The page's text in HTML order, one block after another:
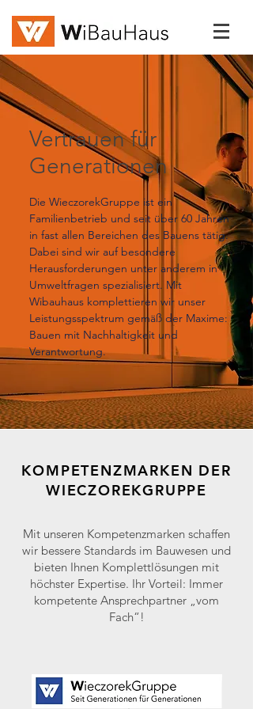
Vertrauen für
Generationen
Die WieczorekGruppe ist ein
Familienbetrieb und seit über 60 Jahren
in fast allen Bereichen des Bauens tätig.
Dabei sind wir auf besondere
Herausforderungen unter anderem in
Umweltfragen spezialisiert. Mit
Wibauhaus komplettieren wir unser
Leistungsspektrum gemäß der Maxime:
Bauen mit Nachhaltigkeit und
Verantwortung.
KOMPETENZMARKEN DER
WIECZOREKGRUPPE
Mit unseren Kompetenzmarken schaffen
wir bessere Standards im Bauwesen und
bieten Ihnen Komplettlösungen mit
höchster Expertise. Ihr Vorteil: Immer
kompetente Ansprechpartner „vom
Fach“!